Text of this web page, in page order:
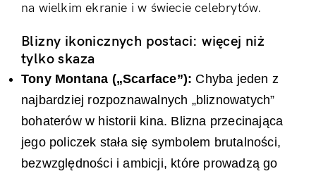
na wielkim ekranie i w świecie celebrytów.
Blizny ikonicznych postaci: więcej niż
tylko skaza
Tony Montana („Scarface”): Chyba jeden z
najbardziej rozpoznawalnych „bliznowatych”
bohaterów w historii kina. Blizna przecinająca
jego policzek stała się symbolem brutalności,
bezwzględności i ambicji, które prowadzą go